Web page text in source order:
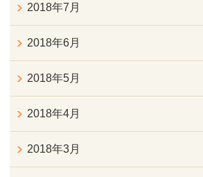
2018年7月
2018年6月
2018年5月
2018年4月
2018年3月